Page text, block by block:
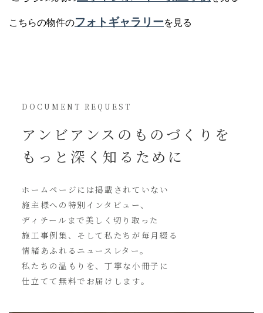
こちらの物件のフォトギャラリーを見る
DOCUMENT REQUEST
アンビアンスの ものづくりを
もっと深く知るために
ホームページには掲載されていない
施主様への特別インタビュー、
ディテールまで美しく切り取った
施工事例集、そして私たちが毎月綴る
情緒あふれるニュースレター。
私たちの温もりを、丁寧な小冊子に
仕立てて無料でお届けします。